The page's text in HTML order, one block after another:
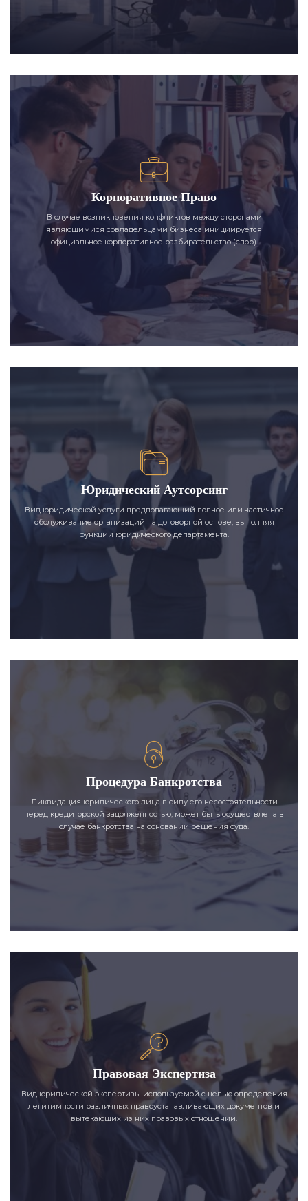
Корпоративное Право
В случае возникновения конфликтов между сторонами
являющимися совладельцами бизнеса инициируется
официальное корпоративное разбирательство (спор).
Юридический Аутсорсинг
Вид юридической услуги предполагающий полное или частичное
обслуживание организаций на договорной основе, выполняя
функции юридического департамента.
Процедура Банкротства
Ликвидация юридического лица в силу его несостоятельности
перед кредиторской задолженностью, может быть осуществлена в
случае банкротства на основании решения суда.
Правовая Экспертиза
Вид юридической экспертизы используемой с целью определения
легитимности различных правоустанавливающих документов и
вытекающих из них правовых отношений.